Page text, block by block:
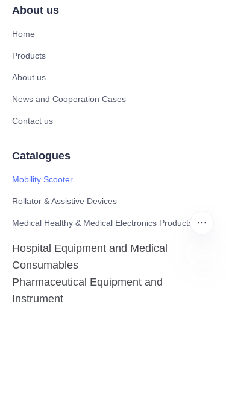
About us
Home
Products
About us
News and Cooperation Cases
Contact us
Catalogues
Mobility Scooter
Rollator & Assistive Devices
Medical Healthy & Medical Electronics Products
Hospital Equipment and Medical
Consumables
Pharmaceutical Equipment and
Instrument
ES